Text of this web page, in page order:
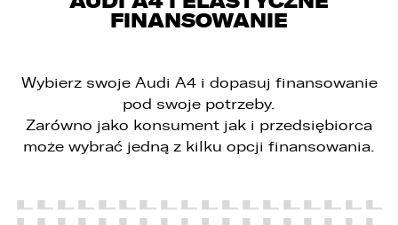
FINANSOWANIE
Wybierz swoje Audi A4 i dopasuj finansowanie
pod swoje potrzeby.
Zarówno jako konsument jak i przedsiębiorca
może wybrać jedną z kilku opcji finansowania.